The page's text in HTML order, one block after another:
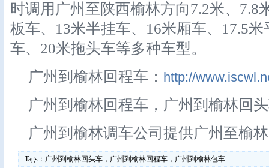
时调用广州至陕西榆林方向7.2米、7.8
板车、13米半挂车、16米厢车、17.5
车、20米拖头车等多种车型。
广州到榆林回程车： http://
广州到榆林回程车，广州到榆林回
广州到榆林调车公司提供广州至榆
Tags： 广州到榆林回头车，广州到榆林回程车，广州到榆林包车